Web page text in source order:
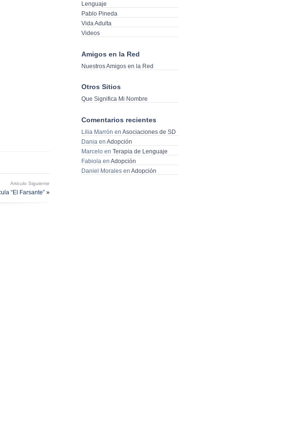
Articulo Siguiente
“El Farsante” »
Lenguaje
Pablo Pineda
Vida Adulta
Videos
Amigos en la Red
Nuestros Amigos en la Red
Otros Sitios
Que Significa Mi Nombre
Comentarios recientes
Lilia Marrón en Asociaciones de SD
Dania en Adopción
Marcelo en Terapia de Lenguaje
Fabiola en Adopción
Daniel Morales en Adopción